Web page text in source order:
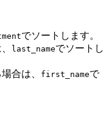
でソートします。
last_nameでソートし
合は、
first_nameで